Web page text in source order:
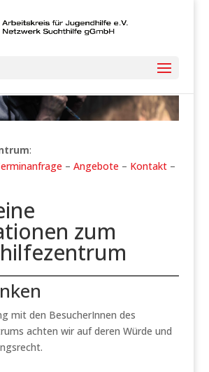
:
– Angebote – Kontakt–
zum
mit den BesucherInnen des
achten wir auf deren Würde und